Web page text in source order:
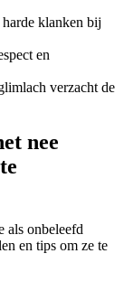
klanken bij
en
verzacht de
nee
als onbeleefd
en tips om ze te